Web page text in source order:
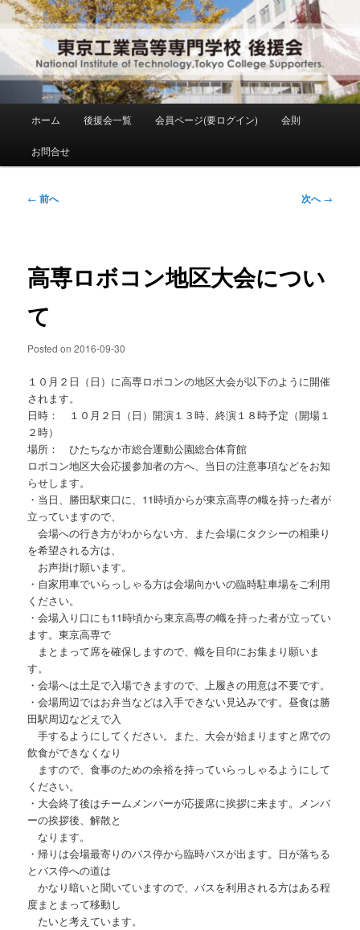
メ
イ
ン
コ
ン
東京工業高等専門学校 後援会
National Institute of Technology ,Tokyo College Supporters.
メ
ホーム 後援会一覧 会員ページ(要ログイン) 会則
お問合せ
投
ゲ
ー
ョ
← 前へ 次へ→
高専ロボコン地区大会につい
て
Posted on2016-09-30
１０月２日（日）に高専ロボコンの地区大会が以下のように開催
されます。
日時： １０月２日（日）開演１３時、終演１８時予定（開場１
２時）
場所： ひたちなか市総合運動公園総合体育館
ロボコン地区大会応援参加者の方へ、当日の注意事項などをお知
らせします。
・当日、勝田駅東口に、11時頃からが東京高専の幟を持った者が
立っていますので、
会場への行き方がわからない方、また会場にタクシーの相乗り
を希望される方は、
お声掛け願います。
・自家用車でいらっしゃる方は会場向かいの臨時駐車場をご利用
ください。
・会場入り口にも11時頃から東京高専の幟を持った者が立ってい
ます。東京高専で
まとまって席を確保しますので、幟を目印にお集まり願いま
す。
・会場へは土足で入場できますので、上履きの用意は不要です。
・会場周辺ではお弁当などは入手できない見込みです。昼食は勝
田駅周辺などえで入
手するようにしてください。また、大会が始まりますと席での
飲食ができなくなり
ますので、食事のための余裕を持っていらっしゃるようにして
ください。
・大会終了後はチームメンバーが応援席に挨拶に来ます。メンバ
ーの挨拶後、解散と
なります。
・帰りは会場最寄りのバス停から臨時バスが出ます。日が落ちる
とバス停への道は
かなり暗いと聞いていますので、バスを利用される方はある程
度まとまって移動し
たいと考えています。